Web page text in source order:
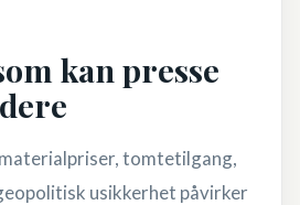
kan presse
tomtetilgang,
usikkerhet påvirker